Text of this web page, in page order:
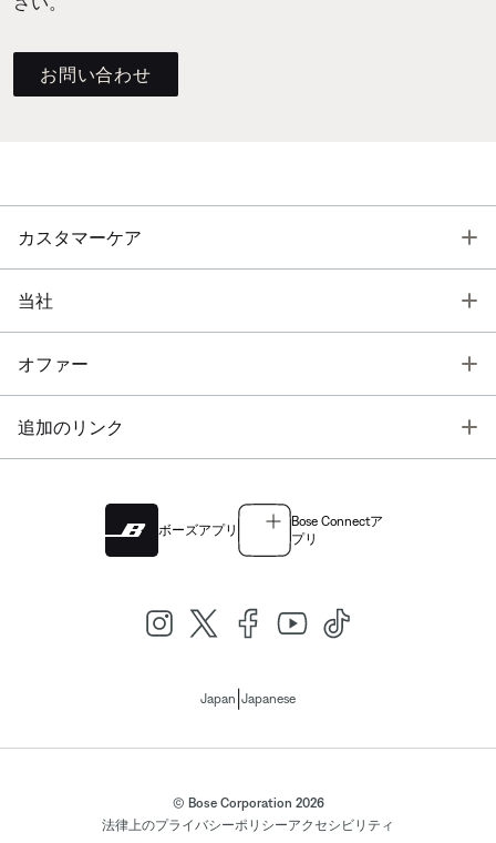
お問い合わせ
カスタマーケア
当社
オファー
追加のリンク
ボーズアプリ
Bose Connectア
プリ
Japan Japanese
© Bose Corporation 2026
法律上のプライバシーポリシーアクセシビリティ